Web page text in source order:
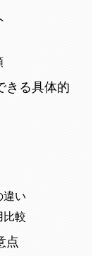
きる具体的
違い
比較
点